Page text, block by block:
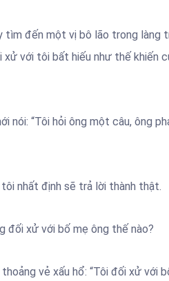
tìm đến một vị bô lão trong làng
với tôi bất hiếu như thế khiến
nói: “Tôi hỏi ông một câu, ông
nhất định sẽ trả lời thành thật.
đối xử với bố mẹ ông thế nào?
vẻ xấu hổ: “Tôi đối xử